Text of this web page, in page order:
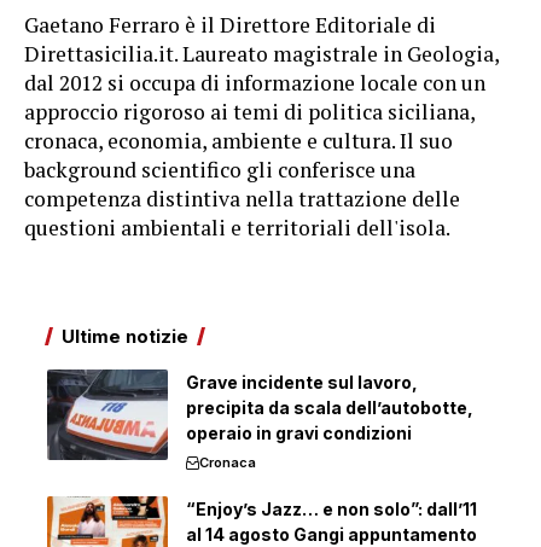
Gaetano Ferraro è il Direttore Editoriale di
Direttasicilia.it. Laureato magistrale in Geologia,
dal 2012 si occupa di informazione locale con un
approccio rigoroso ai temi di politica siciliana,
cronaca, economia, ambiente e cultura. Il suo
background scientifico gli conferisce una
competenza distintiva nella trattazione delle
questioni ambientali e territoriali dell'isola.
Ultime notizie
Grave incidente sul lavoro,
precipita da scala dell’autobotte,
operaio in gravi condizioni
Cronaca
“Enjoy’s Jazz… e non solo”: dall’11
al 14 agosto Gangi appuntamento